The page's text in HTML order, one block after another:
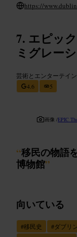
https://
エピッ
ミグレー
芸術とエンターテイ
4.6
5
画像 /EPIC
“移民の物語
博物館”
向いている
#移民史 #ダブリ